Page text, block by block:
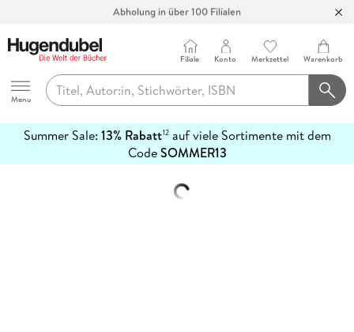
Abholung in über 100 Filialen
Hugendubel
Menu
Filiale Konto Merkzettel Warenkorb
Summer Sale: 13% Rabatt12auf viele Sortimente mit dem
CodeSOMMER13
erfahren